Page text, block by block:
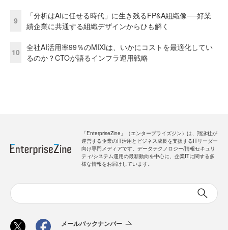
9
「分析はAIに任せる時代」に生き残るFP&A組織像──好業
績企業に共通する組織デザインからひも解く
10
全社AI活用率99％のMIXIは、いかにコストを最適化してい
るのか？CTOが語るインフラ運用戦略
「EnterpriseZine」（エンタープライズジン）は、翔泳社が
運営する企業のIT活用とビジネス成長を支援するITリーダー
向け専門メディアです。データテクノロジー/情報セキュリ
ティ/システム運用の最新動向を中心に、企業ITに関する多
様な情報をお届けしています。
メールバックナンバー